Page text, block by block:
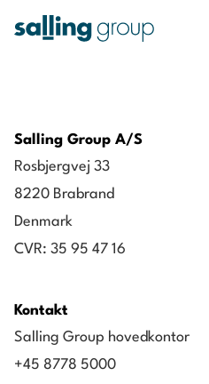
Salling Group A/S
Rosbjergvej 33
8220 Brabrand
Denmark
CVR: 35 95 47 16
Kontakt
Salling Group hovedkontor
+45 8778 5000